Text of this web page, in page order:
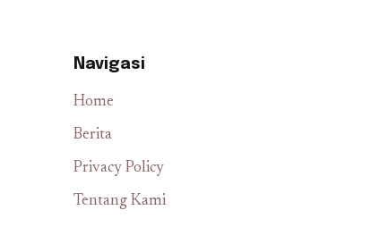
Navigasi
Home
Berita
Privacy Policy
Tentang Kami